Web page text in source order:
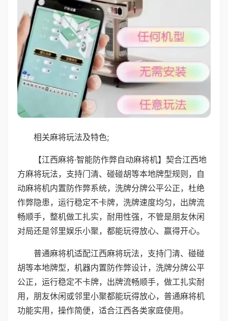
相关麻将玩法及特色;
【江西麻将·智能防作弊自动麻将机】契合江西地
方麻将玩法，支持门清、碰碰胡等本地牌型规则，自
动麻将机内置防作弊系统，洗牌分牌公平公正，杜绝
作弊隐患，运行稳定不卡牌，洗牌速度均匀，出牌流
畅顺手，整机做工扎实，耐用性强，不管是朋友休闲
对局还是邻里娱乐小聚，都能玩得放心、赢得开心。
普通麻将机适配江西麻将玩法，支持门清、碰碰
胡等本地牌型，机器内置防作弊设计，洗牌分牌公平
公正，运行稳定不卡牌，出牌流畅顺手，做工扎实耐
用，朋友休闲或邻里小聚都能玩得放心，普通麻将机
功能实用，操作简便，适合江西各类家庭使用。